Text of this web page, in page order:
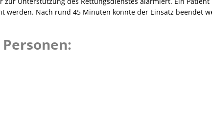
werden. Nach rund 45 Minuten konnte der Einsatz beendet